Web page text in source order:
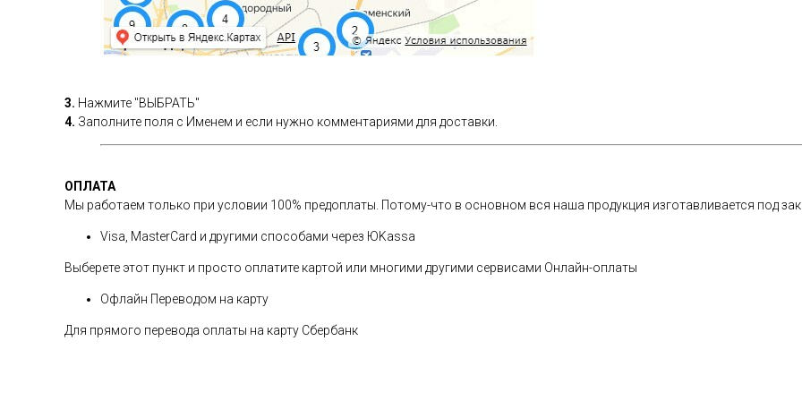
3. Нажмите "ВЫБРАТЬ"
4. Заполните поля с Именем и если нужно комментариями для доставки.
ОПЛАТА
Мы работаем только при условии 100% предоплаты. Потому-что в основном вся наша продукция изготавливается под
Visa, MasterCard и другими способами через ЮKassa
Выберете этот пункт и просто оплатите картой или многими другими сервисами Онлайн-оплаты
Офлайн Переводом на карту
Для прямого перевода оплаты на карту Сбербанк